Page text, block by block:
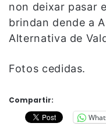
non deixar pasar
brindan dende a
Alternativa de
Fotos cedidas.
Compartir: